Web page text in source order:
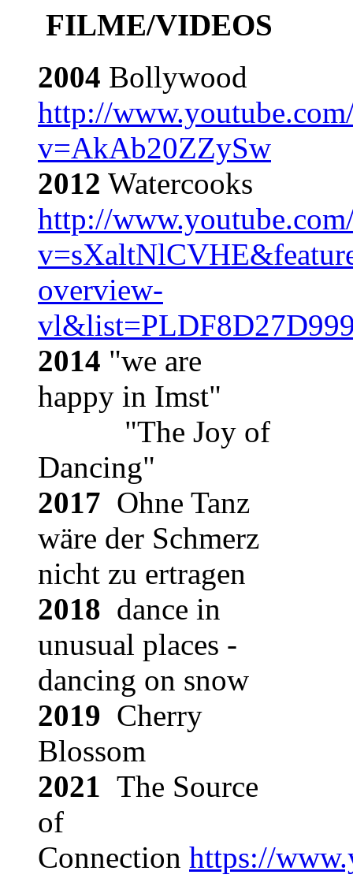
FILME/VIDEOS
2004 Bollywood
http://
v=AkAb20ZZySw
2012 Watercooks
http://
overview-
2014 "we are
happy in Imst"
"The Joy of
Dancing"
2017 Ohne Tanz
wäre der Schmerz
nicht zu ertragen
2018 dance in
unusual places -
dancing on snow
2019 Cherry
Blossom
2021 The Source
of
Connection https://